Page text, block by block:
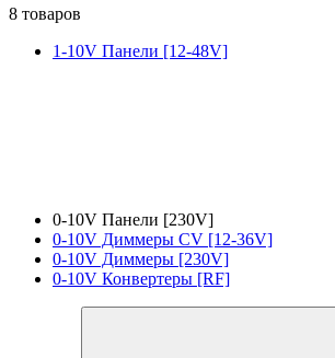
8 товаров
1-10V Панели [12-48V]
0-10V Панели [230V]
0-10V Диммеры CV [12-36V]
0-10V Диммеры [230V]
0-10V Конвертеры [RF]